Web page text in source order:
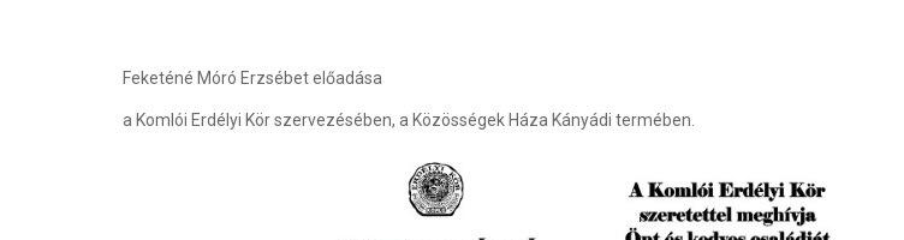
Feketéné Móró Erzsébet előadása
a Komlói Erdélyi Kör szervezésében, a Közösségek Háza Kányádi termében.